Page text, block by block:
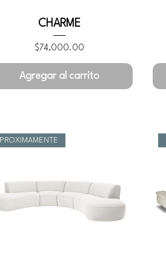
CHARME
Precio
$74,000.00
Agregar al carrito
PROXIMAMENTE